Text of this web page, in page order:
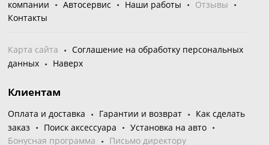
компании
Автосервис Наши работы
Отзывы
Контакты
Карта сайта
Соглашение на обработку персональных
данных
Наверх
Клиентам
Оплата и доставка Гарантии и возврат
Как сделать
заказ
Поиск аксессуара
Установка на авто
Бонусная программа
Письмо директору